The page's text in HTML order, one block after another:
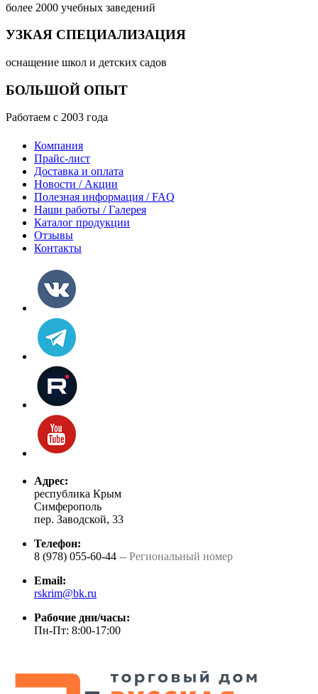
более 2000 учебных заведений
УЗКАЯ СПЕЦИАЛИЗАЦИЯ
оснащение школ и детских садов
БОЛЬШОЙ ОПЫТ
Работаем с 2003 года
Компания
Прайс-лист
Доставка и оплата
Новости / Акции
Полезная информация / FAQ
Наши работы / Галерея
Каталог продукции
Отзывы
Контакты
Адрес:
республика Крым
Симферополь
пер. Заводской, 33
Телефон:
8 (978) 055-60-44 -- Региональный номер
Email:
rskrim@bk.ru
Рабочие дни/часы:
Пн-Пт: 8:00-17:00